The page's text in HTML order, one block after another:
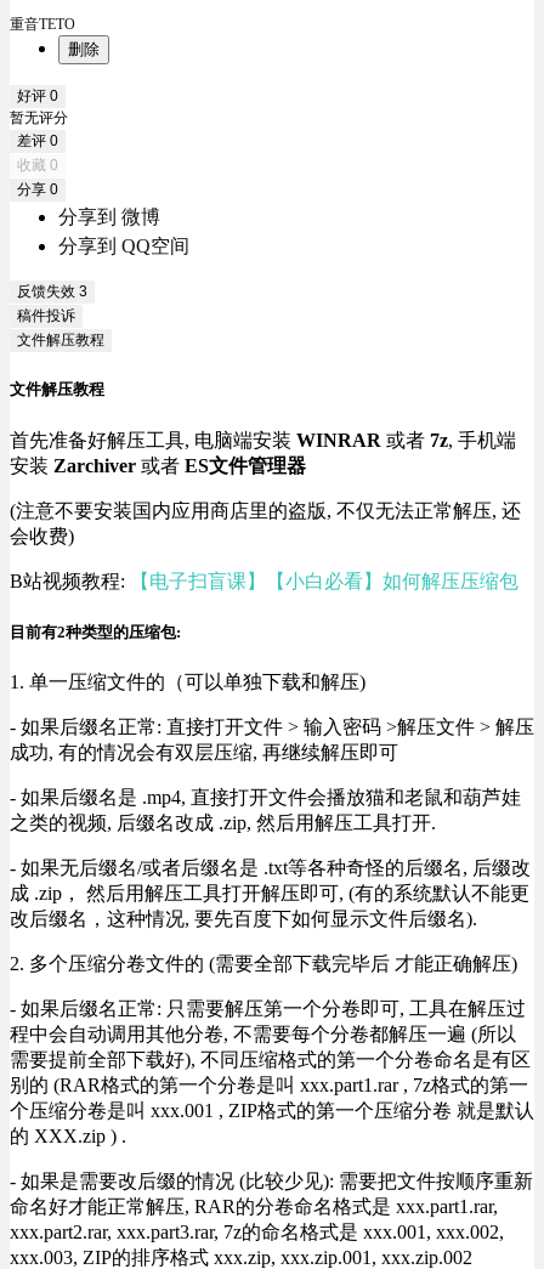
重音TETO
删除
好评 0
暂无评分
差评 0
收藏 0
分享 0
分享到 微博
分享到 QQ空间
反馈失效 3
稿件投诉
文件解压教程
文件解压教程
首先准备好解压工具, 电脑端安装 WINRAR 或者 7z, 手机端
安装 Zarchiver 或者 ES文件管理器
(注意不要安装国内应用商店里的盗版, 不仅无法正常解压, 还
会收费)
B站视频教程: 【电子扫盲课】【小白必看】如何解压压缩包
目前有2种类型的压缩包:
1. 单一压缩文件的（可以单独下载和解压)
- 如果后缀名正常: 直接打开文件 > 输入密码 >解压文件 > 解压
成功, 有的情况会有双层压缩, 再继续解压即可
- 如果后缀名是 .mp4, 直接打开文件会播放猫和老鼠和葫芦娃
之类的视频, 后缀名改成 .zip, 然后用解压工具打开.
- 如果无后缀名/或者后缀名是 .txt等各种奇怪的后缀名, 后缀改
成 .zip， 然后用解压工具打开解压即可, (有的系统默认不能更
改后缀名，这种情况, 要先百度下如何显示文件后缀名).
2. 多个压缩分卷文件的 (需要全部下载完毕后 才能正确解压)
- 如果后缀名正常: 只需要解压第一个分卷即可, 工具在解压过
程中会自动调用其他分卷, 不需要每个分卷都解压一遍 (所以
需要提前全部下载好), 不同压缩格式的第一个分卷命名是有区
别的 (RAR格式的第一个分卷是叫 xxx.part1.rar , 7z格式的第一
个压缩分卷是叫 xxx.001 , ZIP格式的第一个压缩分卷 就是默认
的 XXX.zip ) .
- 如果是需要改后缀的情况 (比较少见): 需要把文件按顺序重新
命名好才能正常解压, RAR的分卷命名格式是 xxx.part1.rar,
xxx.part2.rar, xxx.part3.rar, 7z的命名格式是 xxx.001, xxx.002,
xxx.003, ZIP的排序格式 xxx.zip, xxx.zip.001, xxx.zip.002